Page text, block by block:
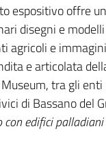
espositivo offre
disegni e
agricoli e
e articolata
tra gli
di Bassano del
con edifici palladiani